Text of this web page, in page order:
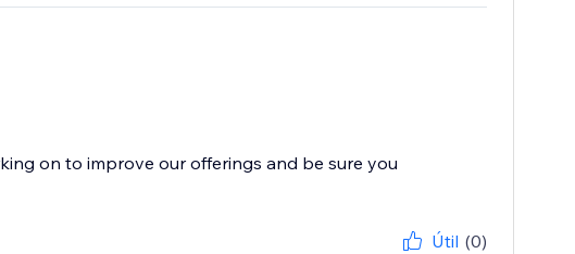
on to improve our offerings and be sure you
Útil (0)